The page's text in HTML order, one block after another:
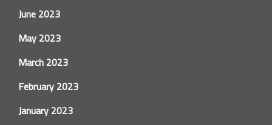
June 2023
May 2023
March 2023
February 2023
January 2023